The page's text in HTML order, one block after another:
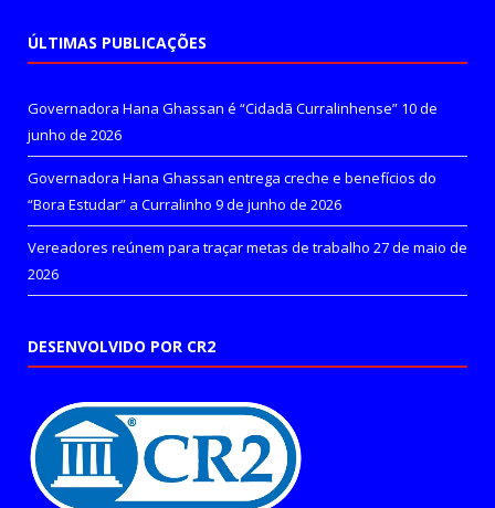
ÚLTIMAS PUBLICAÇÕES
Governadora Hana Ghassan é “Cidadã Curralinhense” 10 de
junho de 2026
Governadora Hana Ghassan entrega creche e benefícios do
“Bora Estudar” a Curralinho 9 de junho de 2026
Vereadores reúnem para traçar metas de trabalho 27 de maio de
2026
DESENVOLVIDO POR CR2